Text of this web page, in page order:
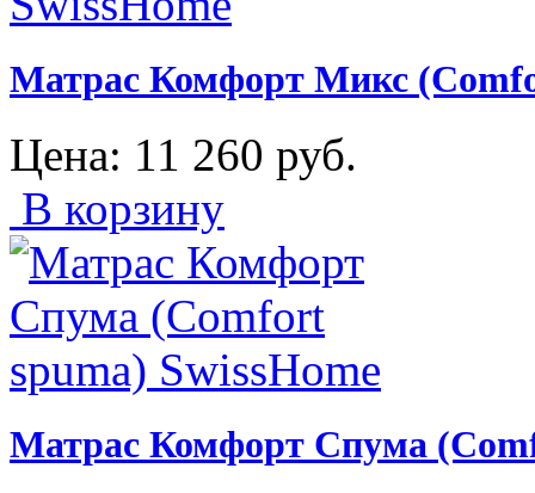
Матрас Комфорт Микс
Цена: 11 260 руб.
В корзину
Матрас Комфорт Спума